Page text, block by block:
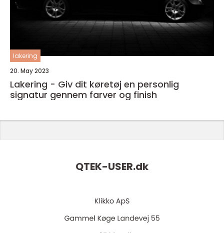
lakering
20. May 2023
Lakering - Giv dit køretøj en personlig
signatur gennem farver og finish
QTEK-USER.dk